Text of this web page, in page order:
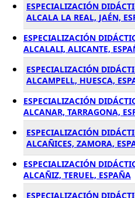
ESPECIALIZACIÓN
ALCALA LA REAL, JAÉN,
ESPECIALIZACIÓN
ALCALALI, ALICANTE,
ESPECIALIZACIÓN
ALCAMPELL, HUESCA,
ESPECIALIZACIÓN
ALCANAR, TARRAGONA,
ESPECIALIZACIÓN
ALCAÑICES, ZAMORA,
ESPECIALIZACIÓN
ALCAÑIZ, TERUEL, ESPAÑA
ESPECIALIZACIÓN